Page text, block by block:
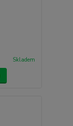
Skladem